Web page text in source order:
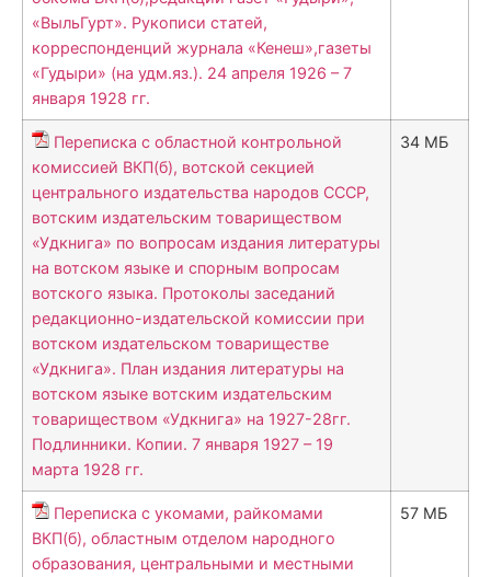
«ВыльГурт». Рукописи статей,
корреспонденций журнала «Кенеш»,газеты
«Гудыри» (на удм.яз.). 24 апреля 1926 – 7
января 1928 гг.
Переписка с областной контрольной
комиссией ВКП(б), вотской секцией
центрального издательства народов СССР,
вотским издательским товариществом
«Удкнига» по вопросам издания литературы
на вотском языке и спорным вопросам
вотского языка. Протоколы заседаний
редакционно-издательской комиссии при
вотском издательском товариществе
«Удкнига». План издания литературы на
вотском языке вотским издательским
товариществом «Удкнига» на 1927-28гг.
Подлинники. Копии. 7 января 1927 – 19
марта 1928 гг.
34 МБ
Переписка с укомами, райкомами
ВКП(б), областным отделом народного
образования, центральными и местными
57 МБ